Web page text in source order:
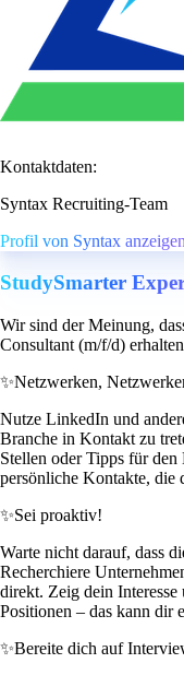
Kontaktdaten:
Syntax Recruiting-Team
Profil von Syntax anzeigen
StudySmarter
Wir sind der Meinung,
Consultant (m/f/d)
✨Netzwerken,
Nutze LinkedIn und
Branche in Kontakt zu
Stellen oder Tipps für den
persönliche Kontakte, die
✨Sei proaktiv!
Warte nicht darauf, dass
Recherchiere
direkt. Zeig dein
Positionen – das kann dir
✨Bereite dich auf